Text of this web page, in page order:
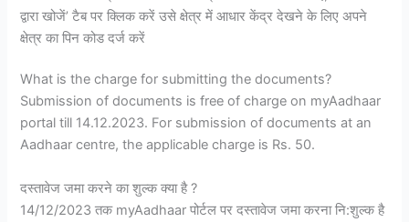
द्वारा खोजें’ टैब पर क्लिक करें उसे क्षेत्र में आधार केंद्र देखने के लिए अपने
क्षेत्र का पिन कोड दर्ज करें
What is the charge for submitting the documents?
Submission of documents is free of charge on myAadhaar
portal till 14.12.2023. For submission of documents at an
Aadhaar centre, the applicable charge is Rs. 50.
दस्तावेज जमा करने का शुल्क क्या है ?
14/12/2023 तक myAadhaar पोर्टल पर दस्तावेज जमा करना नि:शुल्क है